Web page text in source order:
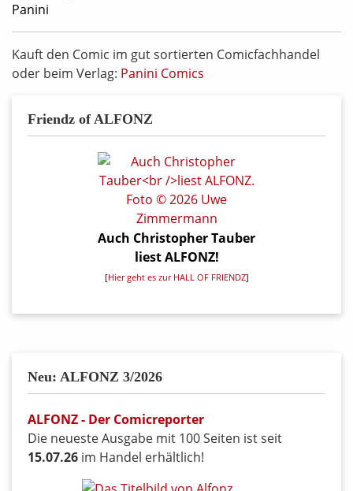
Panini
Kauft den Comic im gut sortierten Comicfachhandel
oder beim Verlag: Panini Comics
Friendz of ALFONZ
Auch Christopher Tauber
liest ALFONZ!
[Hier geht es zur HALL OF FRIENDZ]
Neu: ALFONZ 3/2026
ALFONZ - Der Comicreporter
Die neueste Ausgabe mit 100 Seiten ist seit
15.07.26 im Handel erhältlich!